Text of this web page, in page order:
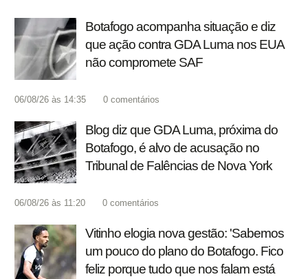
Botafogo acompanha situação e diz
que ação contra GDA Luma nos EUA
não compromete SAF
06/08/26 às 14:35 0 comentários
Blog diz que GDA Luma, próxima do
Botafogo, é alvo de acusação no
Tribunal de Falências de Nova York
06/08/26 às 11:20 0 comentários
Vitinho elogia nova gestão: 'Sabemos
um pouco do plano do Botafogo. Fico
feliz porque tudo que nos falam está